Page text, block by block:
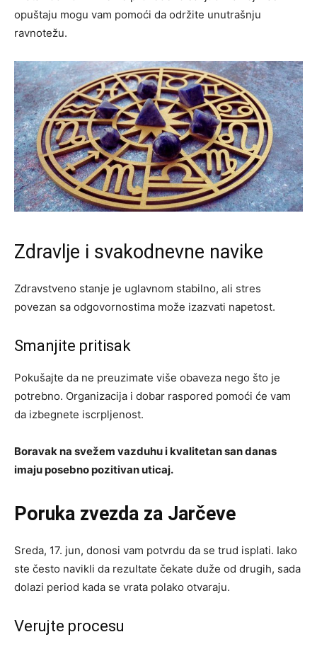
opuštaju mogu vam pomoći da održite unutrašnju
ravnotežu.
Zdravlje i svakodnevne navike
Zdravstveno stanje je uglavnom stabilno, ali stres
povezan sa odgovornostima može izazvati napetost.
Smanjite pritisak
Pokušajte da ne preuzimate više obaveza nego što je
potrebno. Organizacija i dobar raspored pomoći će vam
da izbegnete iscrpljenost.
Boravak na svežem vazduhu i kvalitetan san danas
imaju posebno pozitivan uticaj.
Poruka zvezda za Jarčeve
Sreda, 17. jun, donosi vam potvrdu da se trud isplati. Iako
ste često navikli da rezultate čekate duže od drugih, sada
dolazi period kada se vrata polako otvaraju.
Verujte procesu